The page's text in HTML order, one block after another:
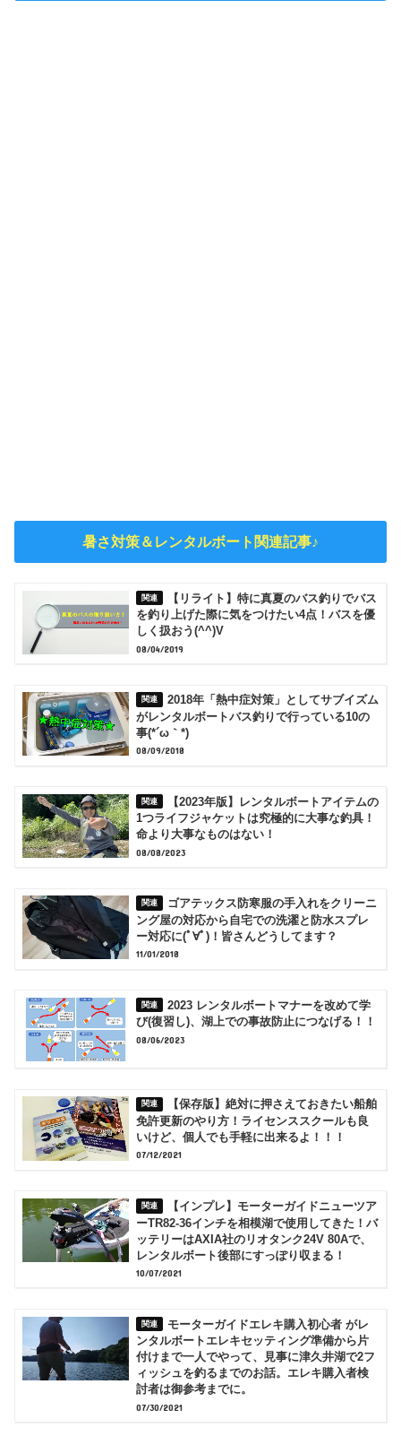
暑さ対策＆レンタルボート関連記事♪
【リライト】特に真夏のバス釣りでバス
を釣り上げた際に気をつけたい4点！バスを優
しく扱おう(^^)V
08/04/2019
2018年「熱中症対策」としてサブイズム
がレンタルボートバス釣りで行っている10の
事(*´ω｀*)
08/09/2018
【2023年版】レンタルボートアイテムの
1つライフジャケットは究極的に大事な釣具！
命より大事なものはない！
08/08/2023
ゴアテックス防寒服の手入れをクリーニ
ング屋の対応から自宅での洗濯と防水スプレ
ー対応に(ﾟ∀ﾟ)！皆さんどうしてます？
11/01/2018
2023 レンタルボートマナーを改めて学
び(復習し)、湖上での事故防止につなげる！！
08/06/2023
【保存版】絶対に押さえておきたい船舶
免許更新のやり方！ライセンススクールも良
いけど、個人でも手軽に出来るよ！！！
07/12/2021
【インプレ】モーターガイドニューツア
ーTR82-36インチを相模湖で使用してきた！バ
ッテリーはAXIA社のリオタンク24V 80Aで、
レンタルボート後部にすっぽり収まる！
10/07/2021
モーターガイドエレキ購入初心者 がレ
ンタルボートエレキセッティング準備から片
付けまで一人でやって、見事に津久井湖で2フ
ィッシュを釣るまでのお話。エレキ購入者検
討者は御参考までに。
07/30/2021